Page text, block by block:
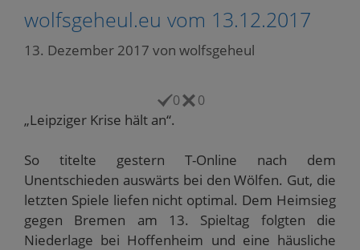
wolfsgeheul.eu vom 13.12.2017
13. Dezember 2017 von wolfsgeheul
0 0
„Leipziger Krise hält an“.
So titelte gestern T-Online nach dem
Unentschieden auswärts bei den Wölfen. Gut, die
letzten Spiele liefen nicht optimal. Dem Heimsieg
gegen Bremen am 13. Spieltag folgten die
Niederlage bei Hoffenheim und eine häusliche